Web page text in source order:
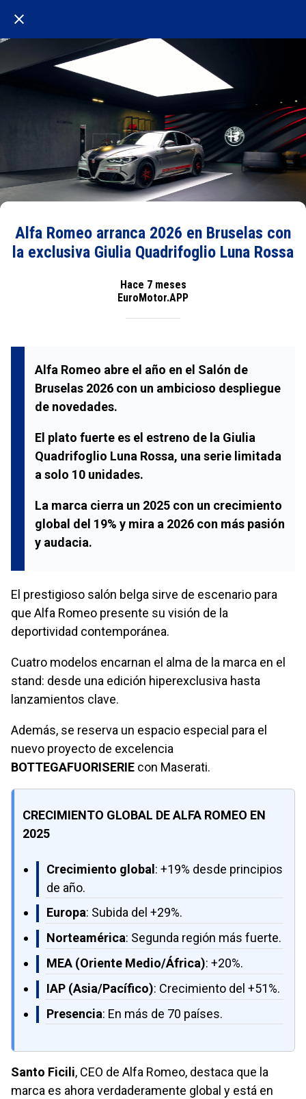
Alfa Romeo arranca 2026 en Bruselas con
la exclusiva Giulia Quadrifoglio Luna Rossa
Hace 7 meses
EuroMotor.APP
Alfa Romeo abre el año en el Salón de
Bruselas 2026 con un ambicioso despliegue
de novedades.
El plato fuerte es el estreno de la Giulia
Quadrifoglio Luna Rossa, una serie limitada
a solo 10 unidades.
La marca cierra un 2025 con un crecimiento
global del 19% y mira a 2026 con más pasión
y audacia.
El prestigioso salón belga sirve de escenario para
que Alfa Romeo presente su visión de la
deportividad contemporánea.
Cuatro modelos encarnan el alma de la marca en el
stand: desde una edición hiperexclusiva hasta
lanzamientos clave.
Además, se reserva un espacio especial para el
nuevo proyecto de excelencia
BOTTEGAFUORISERIE con Maserati.
CRECIMIENTO GLOBAL DE ALFA ROMEO EN
2025
Crecimiento global: +19% desde principios
de año.
Europa: Subida del +29%.
Norteamérica: Segunda región más fuerte.
MEA (Oriente Medio/África): +20%.
IAP (Asia/Pacífico): Crecimiento del +51%.
Presencia: En más de 70 países.
Santo Ficili, CEO de Alfa Romeo, destaca que la
marca es ahora verdaderamente global y está en